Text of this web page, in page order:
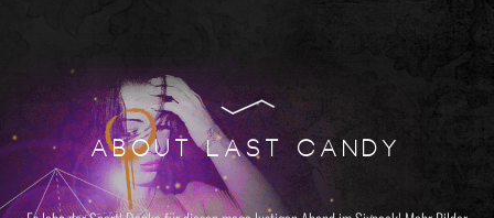
ABOUT LAST CANDY